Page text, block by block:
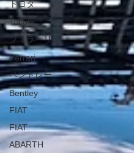
トヨタ
Toyota
フェラーリ
Ferrari
ベントレー
Bentley
FIAT
FIAT
ABARTH